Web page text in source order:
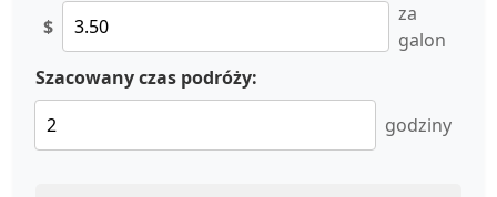
$
za
galon
Szacowany czas podróży:
godziny